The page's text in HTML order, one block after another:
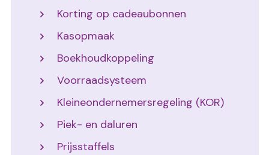
Korting op cadeaubonnen
Kasopmaak
Boekhoudkoppeling
Voorraadsysteem
Kleineondernemersregeling (KOR)
Piek- en daluren
Prijsstaffels